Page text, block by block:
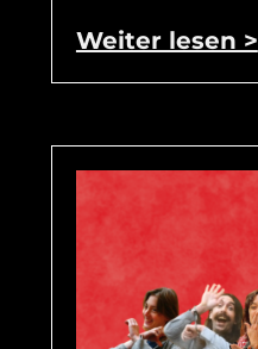
Weiter lesen >